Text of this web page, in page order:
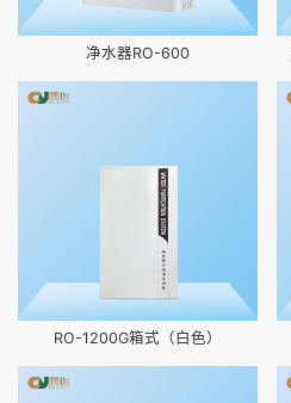
净水器RO-600
RO-1200G箱式（白色）